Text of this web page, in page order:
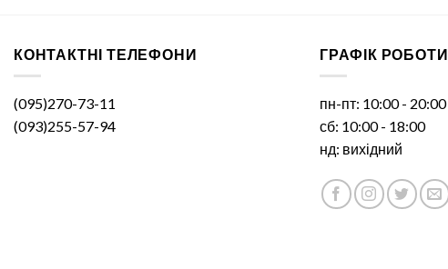
КОНТАКТНІ ТЕЛЕФОНИ
(095)270-73-11
(093)255-57-94
ГРАФІК РОБОТИ
пн-пт: 10:00 - 20:00
сб: 10:00 - 18:00
нд: вихідний